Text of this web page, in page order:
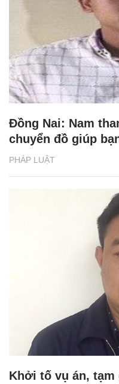
PHÁP LUẬT
Đồng Nai: Nam
chuyển đồ giúp
Khởi tố vụ án,